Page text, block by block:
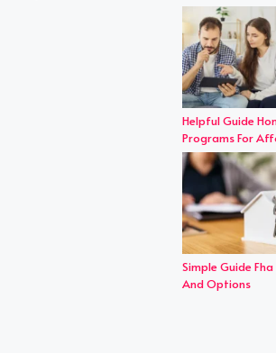
Helpful Guide
Programs For
Simple Guide
And Options